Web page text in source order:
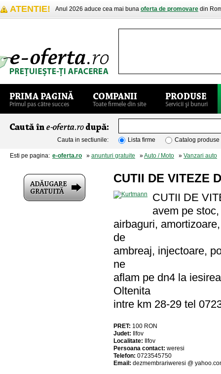
ATENTIE! Anul 2026 aduce cea mai buna oferta de promovare din
Cauta in sectiunile: Lista firme Catalog produse
Esti pe pagina: e-oferta.ro » anunturi gratuite »Auto / Moto » Vanzari auto
CUTII DE VITEZE
CUTII DE
avem pe
airbaguri,
de
ambreaj, injectoare,
ne
aflam pe dn4 la
Oltenita
intre km 28-29 tel
PRET: 100 RON
Judet:
Ilfov
Localitate:
Ilfov
Persoana contact: weresi
Telefon: 0723545750
Email: dezmembrariweresi @